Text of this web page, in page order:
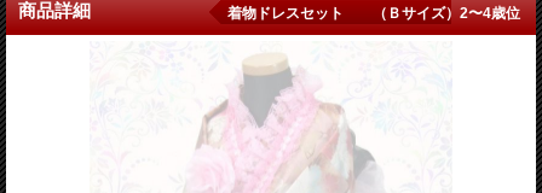
商品詳細 着物ドレスセット （Ｂサイズ）2〜4歳位